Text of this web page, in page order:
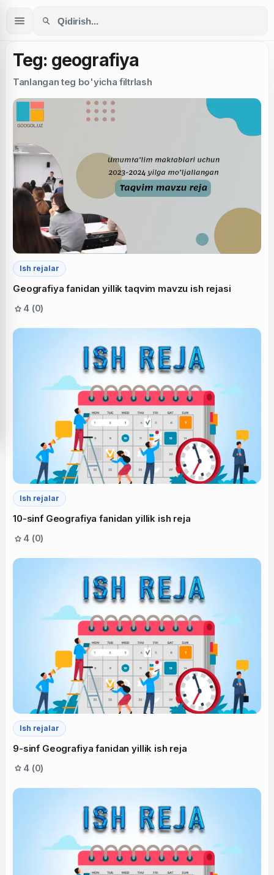
Teg: geografiya
Tanlangan teg bo'yicha filtrlash
Ish rejalar
Geografiya fanidan yillik taqvim mavzu ish rejasi
4 (0)
Ish rejalar
10-sinf Geografiya fanidan yillik ish reja
4 (0)
Ish rejalar
9-sinf Geografiya fanidan yillik ish reja
4 (0)